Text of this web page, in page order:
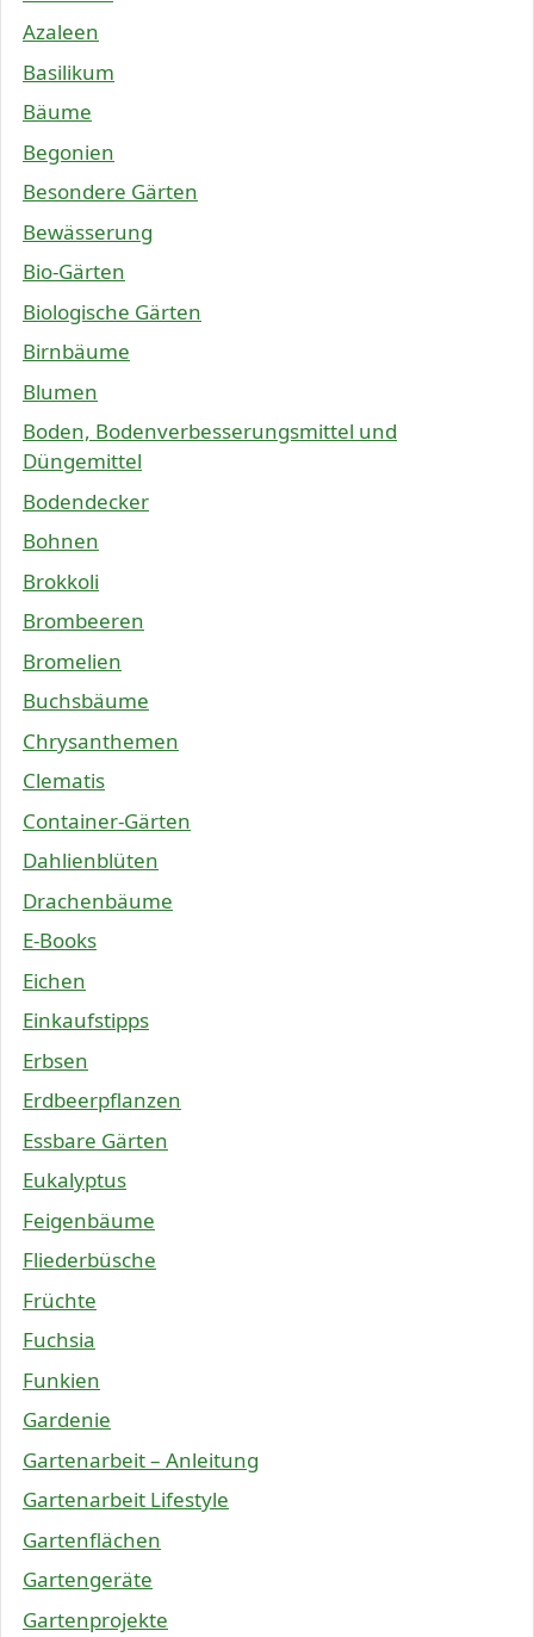
Azaleen
Basilikum
Bäume
Begonien
Besondere Gärten
Bewässerung
Bio-Gärten
Biologische Gärten
Birnbäume
Blumen
Boden, Bodenverbesserungsmittel und
Düngemittel
Bodendecker
Bohnen
Brokkoli
Brombeeren
Bromelien
Buchsbäume
Chrysanthemen
Clematis
Container-Gärten
Dahlienblüten
Drachenbäume
E-Books
Eichen
Einkaufstipps
Erbsen
Erdbeerpflanzen
Essbare Gärten
Eukalyptus
Feigenbäume
Fliederbüsche
Früchte
Fuchsia
Funkien
Gardenie
Gartenarbeit – Anleitung
Gartenarbeit Lifestyle
Gartenflächen
Gartengeräte
Gartenprojekte